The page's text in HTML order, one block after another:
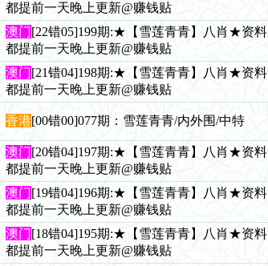
都提前一天晚上更新@赚钱贴
澳门[22错05]199期:★【雪莲青青】八肖★资料
都提前一天晚上更新@赚钱贴
澳门[21错04]198期:★【雪莲青青】八肖★资料
都提前一天晚上更新@赚钱贴
香港[00错00]077期：雪莲青青/内外围/中特
澳门[20错04]197期:★【雪莲青青】八肖★资料
都提前一天晚上更新@赚钱贴
澳门[19错04]196期:★【雪莲青青】八肖★资料
都提前一天晚上更新@赚钱贴
澳门[18错04]195期:★【雪莲青青】八肖★资料
都提前一天晚上更新@赚钱贴